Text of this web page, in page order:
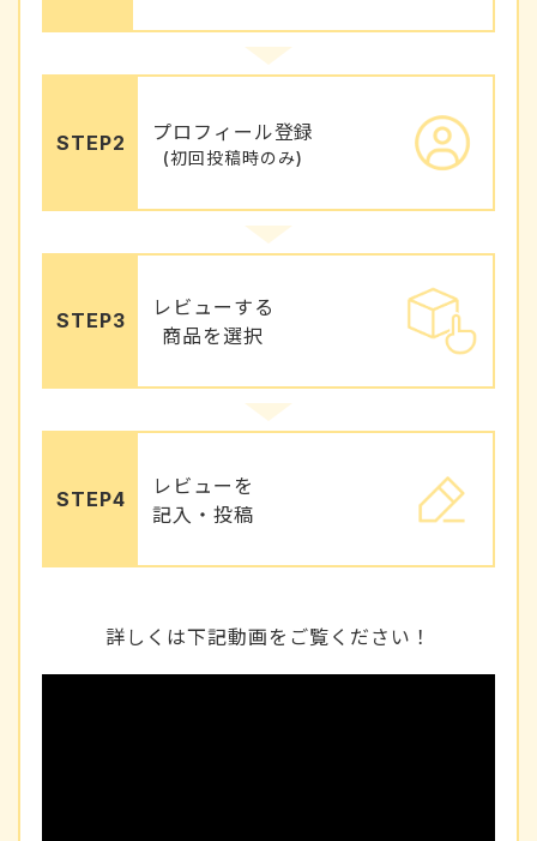
STEP2 プロフィール登録
(初回投稿時のみ)
STEP3
レビューする
商品を選択
STEP4
レビューを
記入・投稿
詳しくは下記動画をご覧ください！